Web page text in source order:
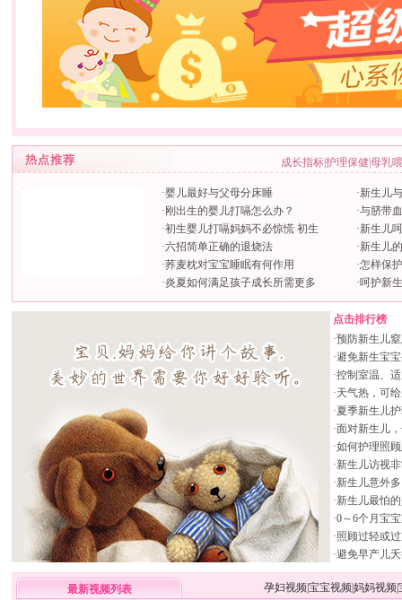
成长指标护理保健 母乳
·婴儿最好与父母分床睡
·刚出生的婴儿打嗝怎么办？
·初生婴儿打嗝妈妈不必惊慌 初生
·六招简单正确的退烧法
·荞麦枕对宝宝睡眠有何作用
·炎夏如何满足孩子成长所需更多
·新生儿
·与脐带
·新生儿
·新生儿
·怎样保
·呵护新
点击排行榜
·预防新生儿
·避免新生宝
·控制室温、
·天气热，可
·夏季新生儿
·面对新生儿
·如何护理照
·新生儿访视
·新生儿意外
·新生儿最怕
·0～6个月宝
·照顾过轻或
·避免早产儿
最新视频列表 孕妇视频宝宝视频妈妈视频